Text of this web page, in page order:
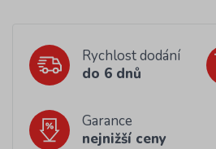
Rychlost dodání
do 6 dnů
Garance
nejnižší ceny